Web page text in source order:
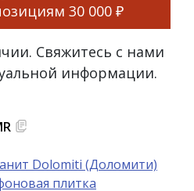
30 000 ₽
Свяжитесь с нами
информации.
Dolomiti (Доломити)
плитка